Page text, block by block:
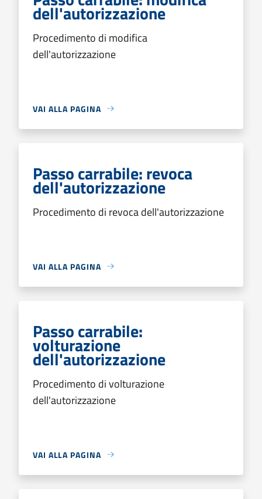
dell'autorizzazione
Procedimento di modifica
dell'autorizzazione
VAI ALLA PAGINA
Passo carrabile: revoca
dell'autorizzazione
Procedimento di revoca dell'autorizzazione
VAI ALLA PAGINA
Passo carrabile:
volturazione
dell'autorizzazione
Procedimento di volturazione
dell'autorizzazione
VAI ALLA PAGINA